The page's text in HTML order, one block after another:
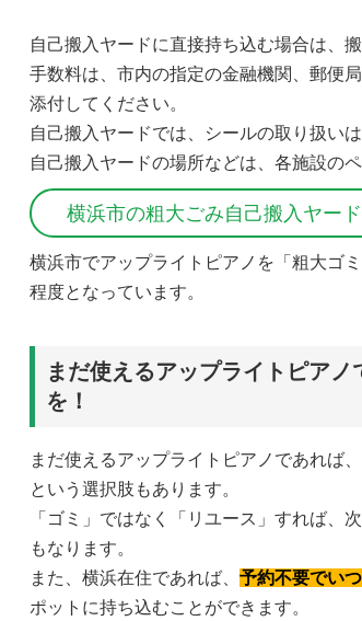
自己搬入ヤードに直接持ち込む場合は、
手数料は、市内の指定の金融機関、郵便
添付してください。
自己搬入ヤードでは、シールの取り扱い
自己搬入ヤードの場所などは、各施設の
横浜市の粗大ごみ自己搬入ヤー
横浜市でアップライトピアノを「粗大ゴ
程度となっています。
まだ使えるアップライトピア
を！
まだ使えるアップライトピアノであれば
という選択肢もあります。
「ゴミ」ではなく「リユース」すれば、
もなります。
また、横浜在住であれば、 予約不要でい
ポットに持ち込むことができます。